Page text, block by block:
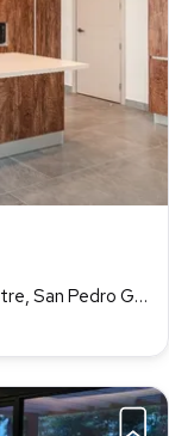
Boulevard Arboleda 400, Valle Del Campestre, San Pedro Garza García